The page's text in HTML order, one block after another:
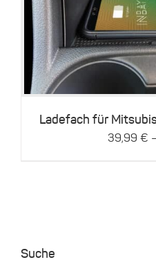
Die
auf
der
Ladefach für
39,99 €
Suche